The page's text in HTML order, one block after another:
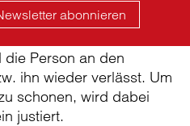
ähnlich einem
automatisch an
Person an den
ihn wieder verlässt. Um
schonen, wird dabei
justiert.